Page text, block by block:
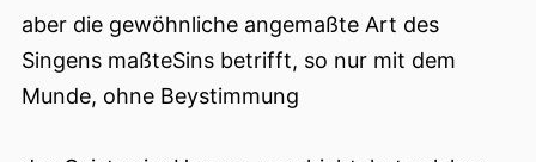
aber die gewöhnliche angemaßte Art des
Singens maßteSins betrifft, so nur mit dem
Munde, ohne Beystimmung